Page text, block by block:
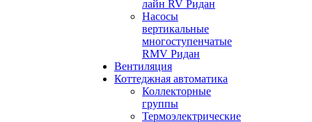
лайн RV Ридан
Насосы
вертикальные
многоступенчатые
RMV Ридан
Вентиляция
Коттеджная автоматика
Коллекторные
группы
Термоэлектрические